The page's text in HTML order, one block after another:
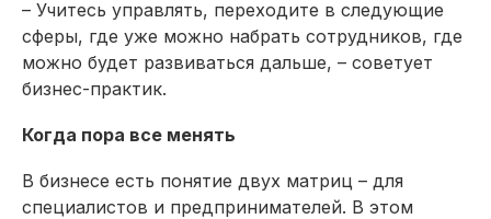
– Учитесь управлять, переходите в следующие
сферы, где уже можно набрать сотрудников, где
можно будет развиваться дальше, – советует
бизнес-практик.
Когда пора все менять
В бизнесе есть понятие двух матриц – для
специалистов и предпринимателей. В этом